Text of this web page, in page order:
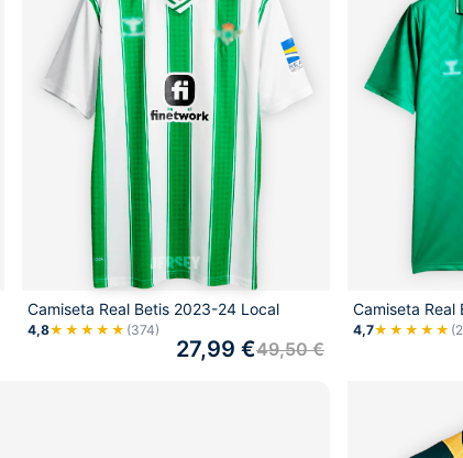
Camiseta Real Betis 2023-24 Local
4,8★★★★★ (374)
49,50€
27,99 €
Camiseta
4,7★★★★★